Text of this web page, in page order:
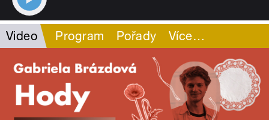
Video Program Pořady Více…